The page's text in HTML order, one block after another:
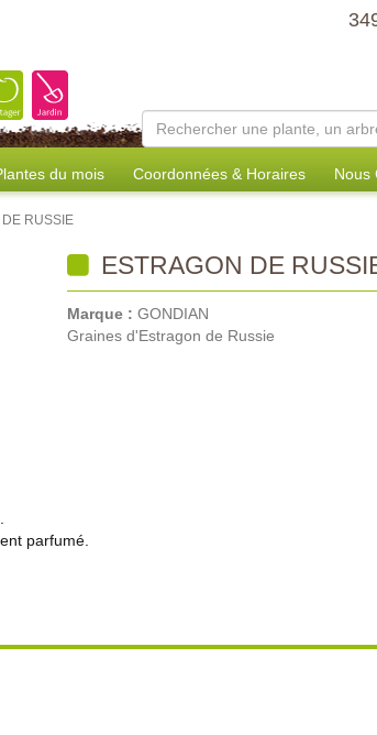
du mois Coordonnées & Horaires Nous
RUSSIE
ESTRAGON DE
Marque : GONDIAN
Graines d'Estragon de Russie
parfumé.